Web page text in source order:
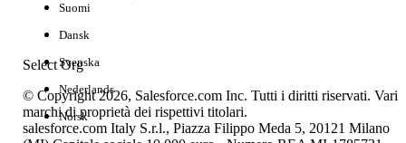
Nessun risultato
Select Org
Suomi
Dansk
Svenska
Nederlands
Norsk
© Copyright 2026, Salesforce.com Inc. Tutti i diritti riservati. Vari
marchi di proprietà dei rispettivi titolari.
salesforce.com Italy S.r.l., Piazza Filippo Meda 5, 20121 Milano